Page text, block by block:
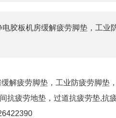
胶板机房缓解疲劳脚垫，工业
解疲劳脚垫，工业防疲劳脚垫
抗疲劳地垫，过道抗疲劳垫,抗